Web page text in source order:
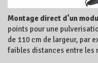
Montage direct d'un
points pour une
de 110 cm de largeur, par
faibles distances entre les